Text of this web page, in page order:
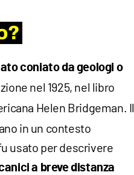
coniato da geologi o
nel 1925, nel libro
Helen Bridgeman. Il
in un contesto
usato per descrivere
a breve distanza